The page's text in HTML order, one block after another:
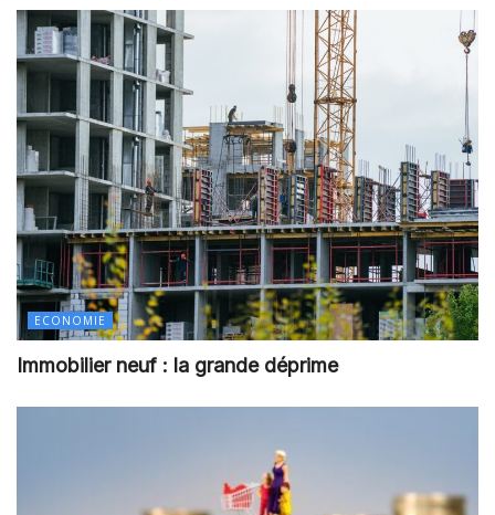
ECONOMIE
Immobilier neuf : la grande déprime